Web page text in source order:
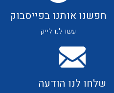
לכל מוצרי היצרן
חפשנו אותנו בפייסבוק
עשו לנו לייק
שלחו לנו הודעה